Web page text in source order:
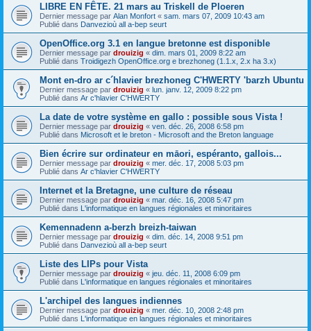
LIBRE EN FÊTE. 21 mars au Triskell de Ploeren
Dernier message par Alan Monfort « sam. mars 07, 2009 10:43 am
Publié dans Danvezioù all a-bep seurt
OpenOffice.org 3.1 en langue bretonne est disponible
Dernier message par drouizig « dim. mars 01, 2009 8:22 am
Publié dans Troidigezh OpenOffice.org e brezhoneg (1.1.x, 2.x ha 3.x)
Mont en-dro ar c´hlavier brezhoneg C'HWERTY 'barzh Ubuntu
Dernier message par drouizig « lun. janv. 12, 2009 8:22 pm
Publié dans Ar c'hlavier C'HWERTY
La date de votre système en gallo : possible sous Vista !
Dernier message par drouizig « ven. déc. 26, 2008 6:58 pm
Publié dans Microsoft et le breton - Microsoft and the Breton language
Bien écrire sur ordinateur en māori, espéranto, gallois...
Dernier message par drouizig « mer. déc. 17, 2008 5:03 pm
Publié dans Ar c'hlavier C'HWERTY
Internet et la Bretagne, une culture de réseau
Dernier message par drouizig « mar. déc. 16, 2008 5:47 pm
Publié dans L'informatique en langues régionales et minoritaires
Kemennadenn a-berzh breizh-taiwan
Dernier message par drouizig « dim. déc. 14, 2008 9:51 pm
Publié dans Danvezioù all a-bep seurt
Liste des LIPs pour Vista
Dernier message par drouizig « jeu. déc. 11, 2008 6:09 pm
Publié dans L'informatique en langues régionales et minoritaires
L'archipel des langues indiennes
Dernier message par drouizig « mer. déc. 10, 2008 2:48 pm
Publié dans L'informatique en langues régionales et minoritaires